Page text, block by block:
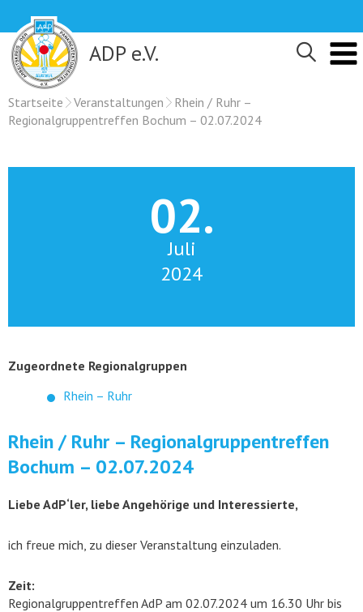
content
ADP e.V.
Startseite Veranstaltungen
Rhein / Ruhr –
Regionalgruppentreffen Bochum – 02.07.2024
02.
Juli
2024
Zugeordnete Regionalgruppen
Rhein – Ruhr
Rhein / Ruhr – Regionalgruppentreffen
Bochum – 02.07.2024
Liebe AdP‘ler, liebe Angehörige und Interessierte,
ich freue mich, zu dieser Veranstaltung einzuladen.
Zeit:
Regionalgruppentreffen AdP am 02.07.2024 um 16.30 Uhr bis